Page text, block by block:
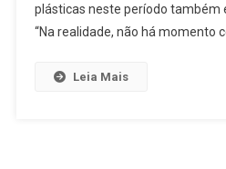
plásticas neste período também
“Na realidade, não há momento
Leia Mais